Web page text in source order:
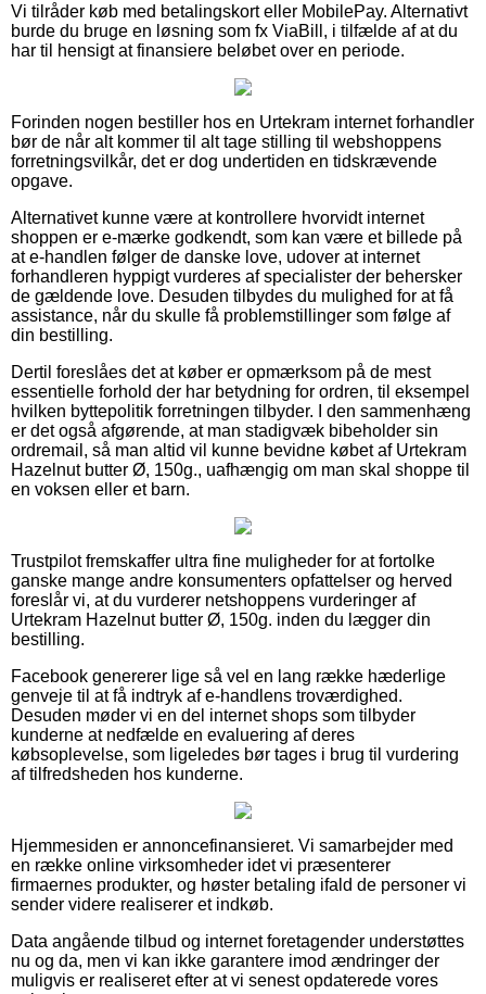
Vi tilråder køb med betalingskort eller MobilePay. Alternativt
burde du bruge en løsning som fx ViaBill, i tilfælde af at du
har til hensigt at finansiere beløbet over en periode.
Forinden nogen bestiller hos en Urtekram internet forhandler
bør de når alt kommer til alt tage stilling til webshoppens
forretningsvilkår, det er dog undertiden en tidskrævende
opgave.
Alternativet kunne være at kontrollere hvorvidt internet
shoppen er e-mærke godkendt, som kan være et billede på
at e-handlen følger de danske love, udover at internet
forhandleren hyppigt vurderes af specialister der behersker
de gældende love. Desuden tilbydes du mulighed for at få
assistance, når du skulle få problemstillinger som følge af
din bestilling.
Dertil foreslåes det at køber er opmærksom på de mest
essentielle forhold der har betydning for ordren, til eksempel
hvilken byttepolitik forretningen tilbyder. I den sammenhæng
er det også afgørende, at man stadigvæk bibeholder sin
ordremail, så man altid vil kunne bevidne købet af Urtekram
Hazelnut butter Ø, 150g., uafhængig om man skal shoppe til
en voksen eller et barn.
Trustpilot fremskaffer ultra fine muligheder for at fortolke
ganske mange andre konsumenters opfattelser og herved
foreslår vi, at du vurderer netshoppens vurderinger af
Urtekram Hazelnut butter Ø, 150g. inden du lægger din
bestilling.
Facebook genererer lige så vel en lang række hæderlige
genveje til at få indtryk af e-handlens troværdighed.
Desuden møder vi en del internet shops som tilbyder
kunderne at nedfælde en evaluering af deres
købsoplevelse, som ligeledes bør tages i brug til vurdering
af tilfredsheden hos kunderne.
Hjemmesiden er annoncefinansieret. Vi samarbejder med
en række online virksomheder idet vi præsenterer
firmaernes produkter, og høster betaling ifald de personer vi
sender videre realiserer et indkøb.
Data angående tilbud og internet foretagender understøttes
nu og da, men vi kan ikke garantere imod ændringer der
muligvis er realiseret efter at vi senest opdaterede vores